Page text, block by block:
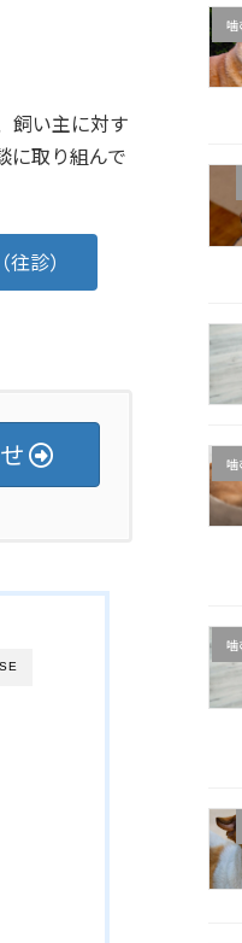
飼い主に対す
に取り組んで
往診）
噛
噛
噛